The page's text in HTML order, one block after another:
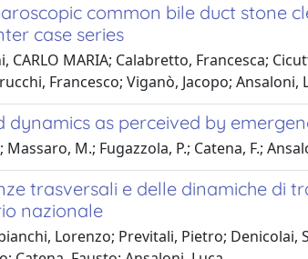
common bile duct stone
case series
CARLO MARIA; Calabretto, Francesca;
Francesco; Viganò, Jacopo;
as perceived by
M.; Fugazzola, P.; Catena, F.;
trasversali e delle dinamiche di
nazionale
Lorenzo; Previtali, Pietro;